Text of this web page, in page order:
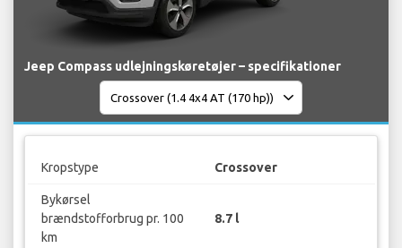
Jeep Compass udlejningskøretøjer – specifikationer
Kropstype Crossover
Bykørsel
brændstofforbrug pr. 100
km
8.7 l